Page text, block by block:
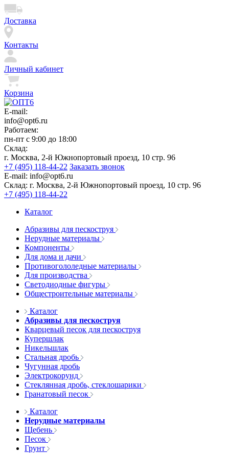
Доставка
Контакты
Личный кабинет
Корзина
E-mail:
info@opt6.ru
Работаем:
пн-пт с 9:00 до 18:00
Склад:
г. Москва, 2-й Южнопортовый проезд, 10 стр. 96
+7 (495) 118-44-22 Заказать звонок
E-mail: info@opt6.ru
Склад: г. Москва, 2-й Южнопортовый проезд, 10 стр. 96
+7 (495) 118-44-22
Каталог
Абразивы для пескоструя
Нерудные материалы
Компоненты
Для дома и дачи
Противогололедные материалы
Для производства
Светодиодные фигуры
Общестроительные материалы
Каталог
Абразивы для пескоструя
Кварцевый песок для пескоструя
Купершлак
Никельшлак
Стальная дробь
Чугунная дробь
Электрокорунд
Стеклянная дробь, стеклошарики
Гранатовый песок
Каталог
Нерудные материалы
Щебень
Песок
Грунт